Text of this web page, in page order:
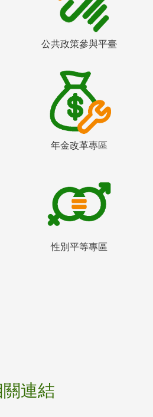
公共政策參與平臺
年金改革專區
性別平等專區
連結